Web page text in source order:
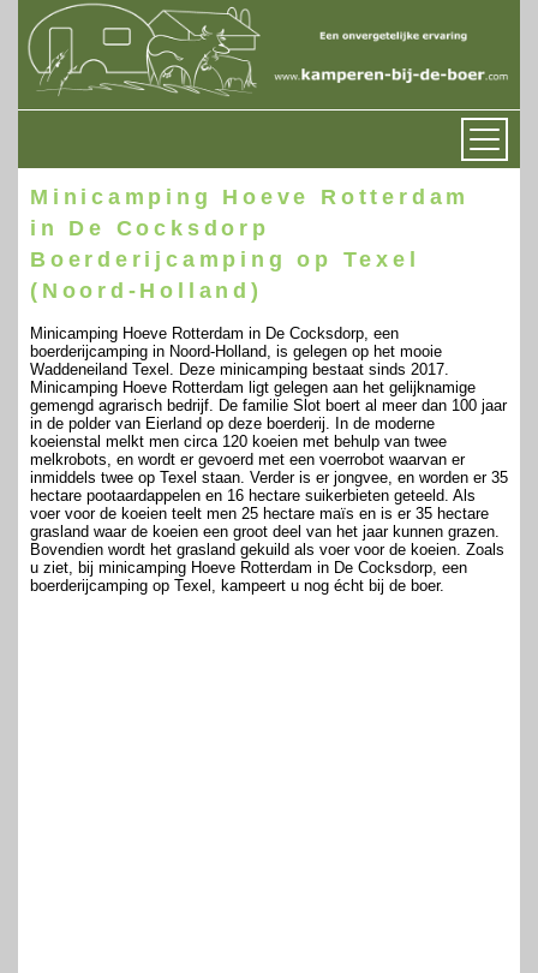
Minicamping Hoeve Rotterdam
in De Cocksdorp
Boerderijcamping op Texel
(Noord-Holland)
Minicamping Hoeve Rotterdam in De Cocksdorp, een
boerderijcamping in Noord-Holland, is gelegen op het mooie
Waddeneiland Texel. Deze minicamping bestaat sinds 2017.
Minicamping Hoeve Rotterdam ligt gelegen aan het gelijknamige
gemengd agrarisch bedrijf. De familie Slot boert al meer dan 100 jaar
in de polder van Eierland op deze boerderij. In de moderne
koeienstal melkt men circa 120 koeien met behulp van twee
melkrobots, en wordt er gevoerd met een voerrobot waarvan er
inmiddels twee op Texel staan. Verder is er jongvee, en worden er 35
hectare pootaardappelen en 16 hectare suikerbieten geteeld. Als
voer voor de koeien teelt men 25 hectare maïs en is er 35 hectare
grasland waar de koeien een groot deel van het jaar kunnen grazen.
Bovendien wordt het grasland gekuild als voer voor de koeien. Zoals
u ziet, bij minicamping Hoeve Rotterdam in De Cocksdorp, een
boerderijcamping op Texel, kampeert u nog écht bij de boer.